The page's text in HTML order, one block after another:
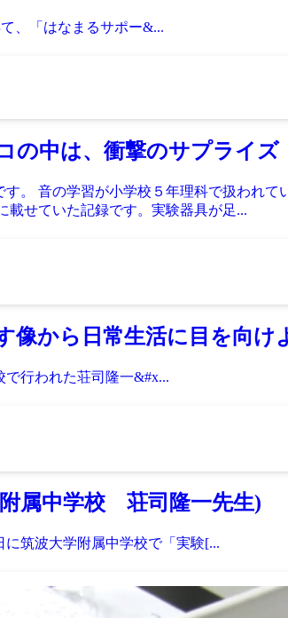
、「はなまるサポー&...
の中は、衝撃のサプライズ
。 音の学習が小学校５年理科で扱われ
載せていた記録です。実験器具が足...
から日常生活に目を向け
行われた荘司隆一&#x...
属中学校 荘司隆一先生)
筑波大学附属中学校で「実験[...